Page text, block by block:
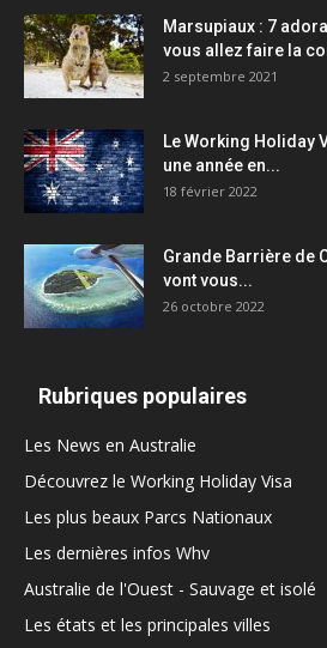
Marsupiaux : 7
vous allez faire la
2 septembre 2021
Le Working Holiday
une année en...
18 février 2022
Grande Barrière de
vont vous...
26 octobre 2022
Rubriques populaires
Les News en Australie
Découvrez le Working Holiday Visa
Les plus beaux Parcs Nationaux
Les dernières infos Whv
Australie de l'Ouest - Sauvage et isolé
Les états et les principales villes